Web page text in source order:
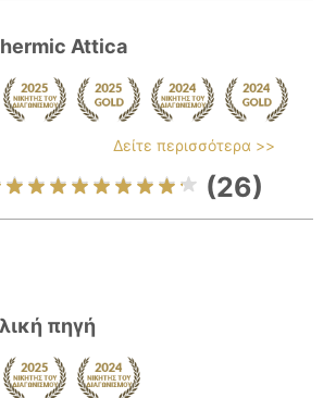
Attica
Δείτε περισσότερα >>
(26)
πηγή